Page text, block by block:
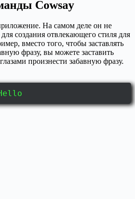
Cowsay
На самом деле он не
создания отвлекающего стиля для
вместо того, чтобы заставлять
фразу, вы можете заставить
произнести забавную фразу.